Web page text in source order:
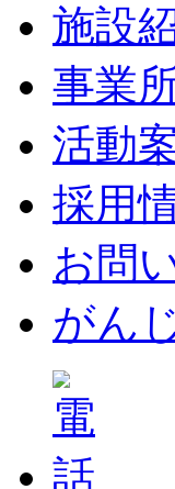
施設
事業
活動
採用
お問
がん